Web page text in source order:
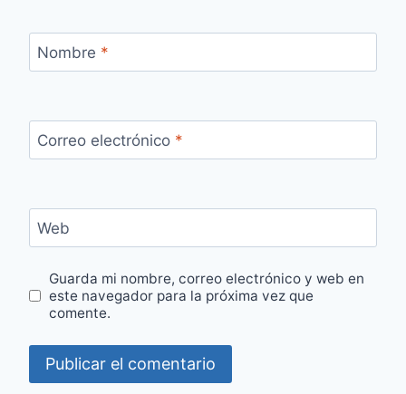
Nombre *
Correo electrónico *
Web
Guarda mi nombre, correo electrónico y web en
este navegador para la próxima vez que
comente.